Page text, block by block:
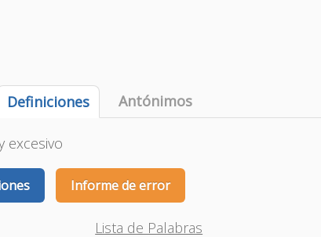
Definiciones Antónimos
excesivo
Informe de error
Lista de Palabras